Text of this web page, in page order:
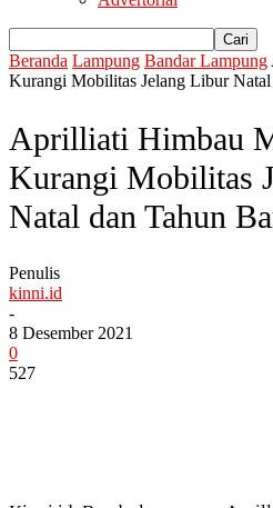
Beranda Lampung Bandar Lampung
Kurangi Mobilitas Jelang Libur Natal
Aprilliati Himbau
Kurangi Mobilitas
Natal dan Tahun
Penulis
kinni.id
-
8 Desember 2021
0
527